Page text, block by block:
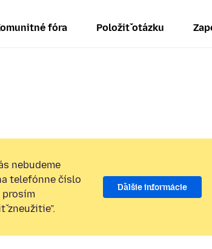
fóra Položiť otázku
nebudeme
telefónne číslo
zneužitie”.
Ďalšie informácie